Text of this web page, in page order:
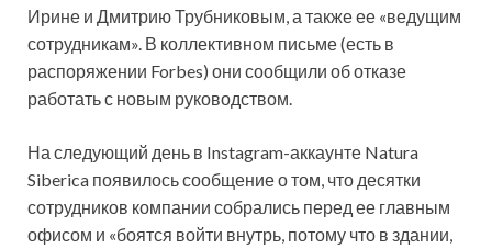
Ирине и Дмитрию Трубниковым, а также ее «ведущим
сотрудникам». В коллективном письме (есть в
распоряжении Forbes) они сообщили об отказе
работать с новым руководством.
На следующий день в Instagram-аккаунте Natura
Siberica появилось сообщение о том, что десятки
сотрудников компании собрались перед ее главным
офисом и «боятся войти внутрь, потому что в здании,